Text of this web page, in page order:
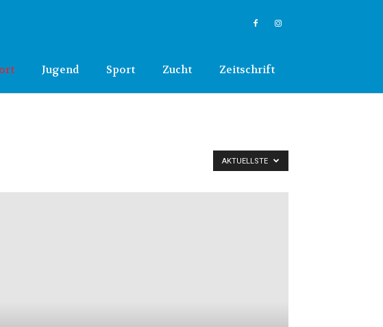
Jugend Sport Zucht Zeitschrift
AKTUELLSTE